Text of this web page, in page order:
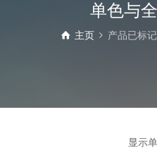
单色与
主页 产品已标
显示